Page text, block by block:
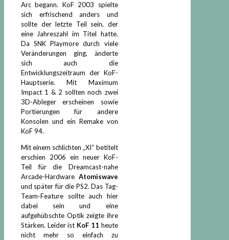
Arc begann. KoF 2003 spielte
sich erfrischend anders und
sollte der letzte Teil sein, der
eine Jahreszahl im Titel hatte.
Da SNK Playmore durch viele
Veränderungen ging, änderte
sich auch die
Entwicklungszeitraum der KoF-
Hauptserie. Mit Maximum
Impact 1 & 2 sollten noch zwei
3D-Ableger erscheinen sowie
Portierungen für andere
Konsolen und ein Remake von
KoF 94.
Mit einem schlichten „XI“ betitelt
erschien 2006 ein neuer KoF-
Teil für die Dreamcast-nahe
Arcade-Hardware Atomiswave
und später für die PS2. Das Tag-
Team-Feature sollte auch hier
dabei sein und eine
aufgehübschte Optik zeigte ihre
Stärken. Leider ist KoF 11 heute
nicht mehr so einfach zu